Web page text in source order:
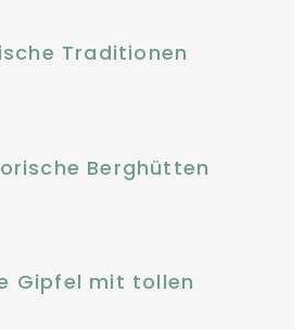
Traditionen
Berghütten
Gipfel mit tollen